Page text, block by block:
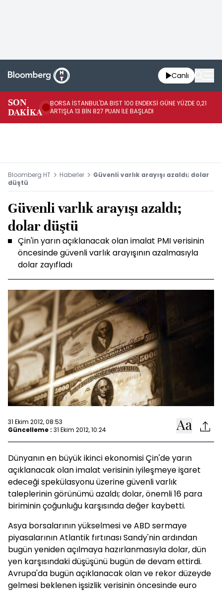
Canlı
SON
DAKİKA
BORSA İSTANBUL'DA BIST 100 ENDEKSİ GÜNE YÜZDE 0,21
ARTIŞLA 13 BİN 827 PUAN İLE BAŞLADI
Bloomberg HT Haberler
Güvenli varlık arayışı azaldı; dolar
düştü
Güvenli varlık arayışı azaldı;
dolar düştü
Çin'in yarın açıklanacak olan imalat PMI verisinin
öncesinde güvenli varlık arayışının azalmasıyla
dolar zayıfladı
31 Ekim 2012, 08:53
Güncelleme : 31 Ekim 2012, 10:24
Dünyanın en büyük ikinci ekonomisi Çin'de yarın
açıklanacak olan imalat verisinin iyileşmeye işaret
edeceği spekülasyonu üzerine güvenli varlık
taleplerinin görünümü azaldı; dolar, önemli 16 para
biriminin çoğunluğu karşısında değer kaybetti.
Asya borsalarının yükselmesi ve ABD sermaye
piyasalarının Atlantik fırtınası Sandy'nin ardından
bugün yeniden açılmaya hazırlanmasıyla dolar, dün
yen karşısındaki düşüşünü bugün de devam ettirdi.
Avrupa'da bugün açıklanacak olan ve rekor düzeyde
gelmesi beklenen işsizlik verisinin öncesinde euro